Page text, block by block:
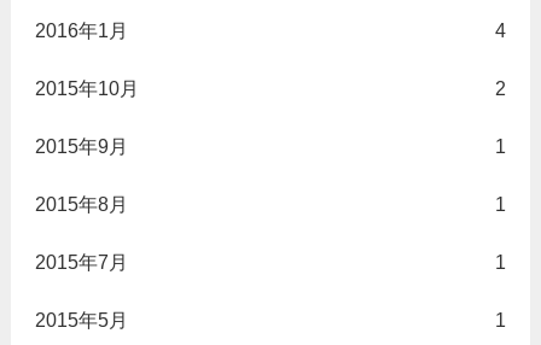
2016年1月 4
2015年10月 2
2015年9月 1
2015年8月 1
2015年7月 1
2015年5月 1